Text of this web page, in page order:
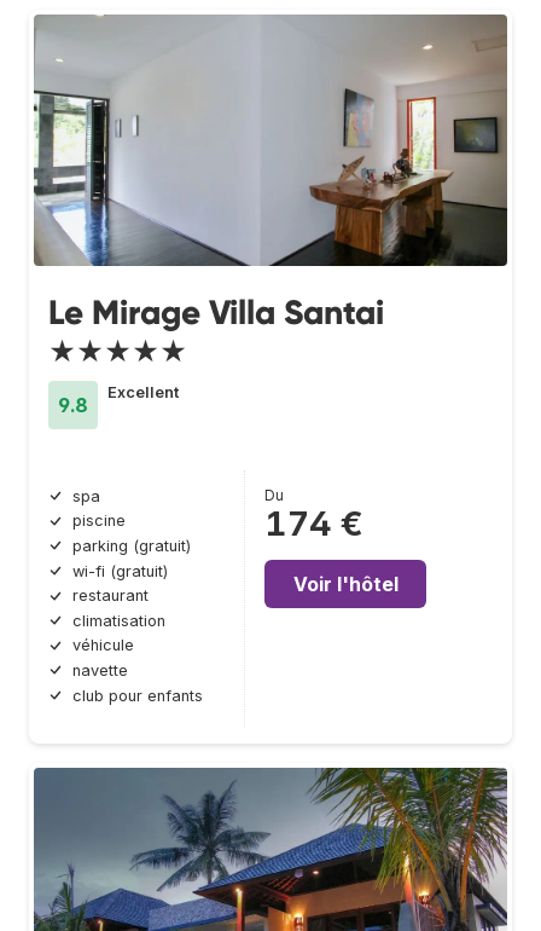
Le Mirage Villa Santai
★★★★★
9.8
Excellent
spa
piscine
parking (gratuit)
wi-fi (gratuit)
restaurant
climatisation
véhicule
navette
club pour enfants
Du
174 €
Voir l'hôtel